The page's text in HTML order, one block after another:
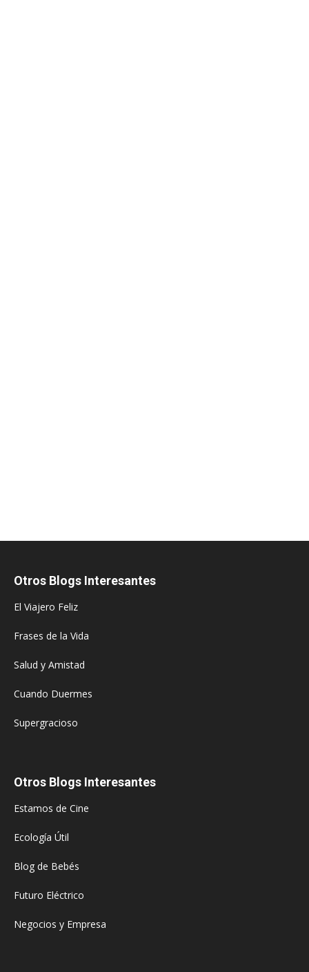
Otros Blogs Interesantes
El Viajero Feliz
Frases de la Vida
Salud y Amistad
Cuando Duermes
Supergracioso
Otros Blogs Interesantes
Estamos de Cine
Ecología Útil
Blog de Bebés
Futuro Eléctrico
Negocios y Empresa